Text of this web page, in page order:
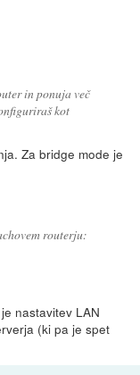
in ponuja več
kot
Za bridge mode je
routerju:
nastavitev LAN
(ki pa je spet